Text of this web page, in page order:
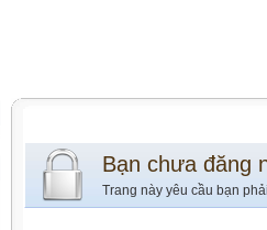
Bạn chưa đăng
Trang này yêu cầu bạn